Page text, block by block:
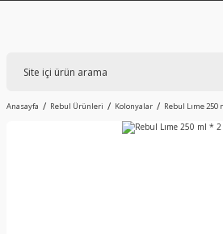
Anasayfa Rebul Ürünleri Kolonyalar Rebul Lıme 250